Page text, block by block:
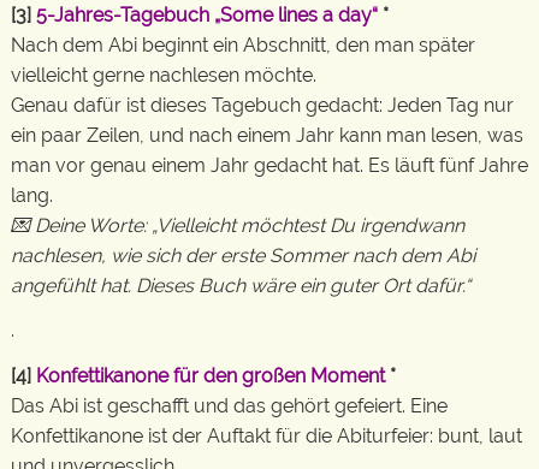
[3] 5-Jahres-Tagebuch „Some lines a day“ *
Nach dem Abi beginnt ein Abschnitt, den man später
vielleicht gerne nachlesen möchte.
Genau dafür ist dieses Tagebuch gedacht: Jeden Tag nur
ein paar Zeilen, und nach einem Jahr kann man lesen, was
man vor genau einem Jahr gedacht hat. Es läuft fünf Jahre
lang.
💌 Deine Worte: „Vielleicht möchtest Du irgendwann
nachlesen, wie sich der erste Sommer nach dem Abi
angefühlt hat. Dieses Buch wäre ein guter Ort dafür.“
.
[4] Konfettikanone für den großen Moment*
Das Abi ist geschafft und das gehört gefeiert. Eine
Konfettikanone ist der Auftakt für die Abiturfeier: bunt, laut